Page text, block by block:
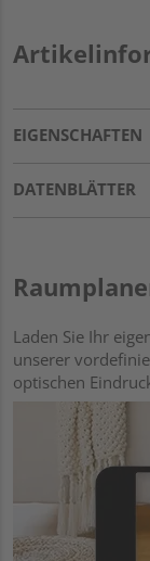
EIGENSCHAFTEN
DATENBLÄTTER
Laden Sie Ihr
unserer
optischen